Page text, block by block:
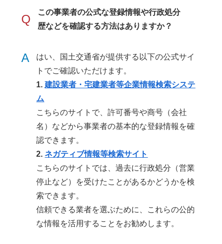
Q
この事業者の公式な登録情報や行政処分
歴などを確認する方法はありますか？
A
はい、国土交通省が提供する以下の公式サイ
トでご確認いただけます。
1.建設業者・宅建業者等企業情報検索システ
ム
こちらのサイトで、許可番号や商号（会社
名）などから事業者の基本的な登録情報を確
認できます。
2.ネガティブ情報等検索サイト
こちらのサイトでは、過去に行政処分（営業
停止など）を受けたことがあるかどうかを検
索できます。
信頼できる業者を選ぶために、これらの公的
な情報を活用することをお勧めします。